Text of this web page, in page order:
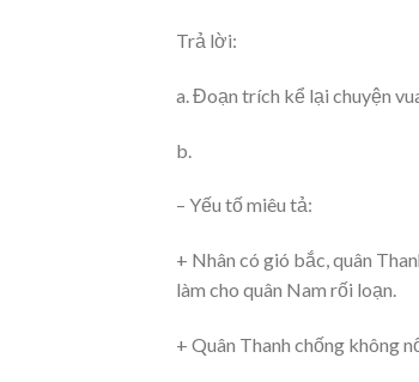
Trả lời:
a. Đoạn trích kể lại chuyện
b.
– Yếu tố miêu tả:
+ Nhân có gió bắc, quân
làm cho quân Nam rối loạn.
+ Quân Thanh chống không